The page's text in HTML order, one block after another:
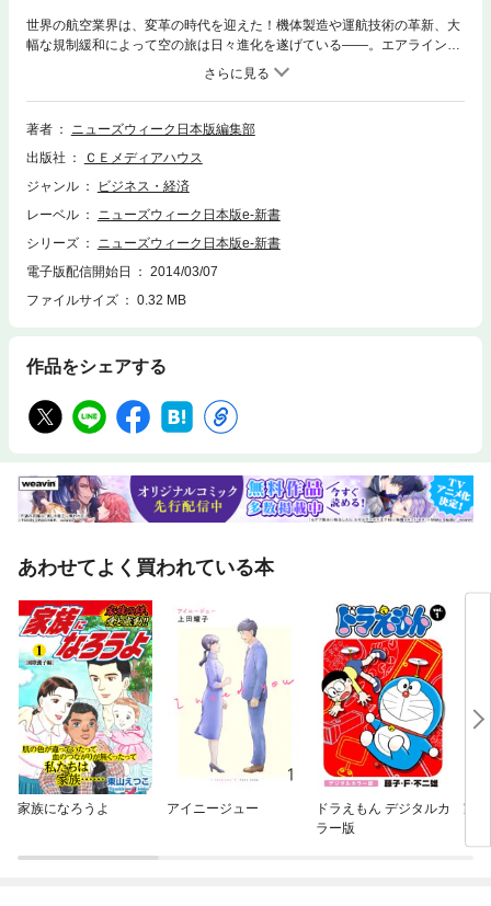
世界の航空業界は、変革の時代を迎えた！機体製造や運航技術の革新、大
幅な規制緩和によって空の旅は日々進化を遂げている――。エアライン業
界の最新トレンドと「新常識」を徹底取材して好評を博したニューズウィ
ーク日本版の特集から、厳選記事を一挙掲載！＜内容＞１、旅を楽しくす
るエアライン新常識２、ほかでは絶対に言えない！ 現役ＣＡの本音トー
ク３、トラブル続出 Ｂ７８７は飛び続けられるか４、事故率わずか５０
士は信頼できるか６、空飛ぶプリウス 実用化計画が進行中７、究極の快
適さを目指す 座席＆客室革命８、「天空の覇権」をめぐる アライアン
外に使える!?茨城空港 目指すはＬＣＣのハブ＊この電子書籍は、ニュー
ズウィーク日本版2013年7月9日号掲載の特集から記事を抜粋して構成し
著者
ニューズウィーク日本版編集部
出版社
ＣＥメディアハウス
ジャンル
ビジネス・経済
レーベル
ニューズウィーク日本版e-新書
シリーズ
ニューズウィーク日本版e-新書
電子版配信開始日
2014/03/07
ファイルサイズ
0.32 MB
作品をシェアする
あわせてよく買われている本
家族になろうよ アイニージュー
ドラえもん デジタルカ
ラー版
家